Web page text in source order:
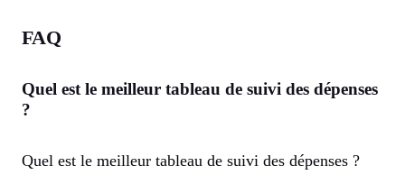
FAQ
Quel est le meilleur tableau de suivi des dépenses
?
Quel est le meilleur tableau de suivi des dépenses ?